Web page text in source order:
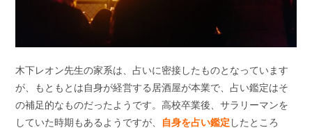
木下レオン先生の家系は、占いに密接したものとなっています
が、もともとは自身が経営する居酒屋が本業で、占い鑑定はそ
の補足的なものだったようです。高校卒業後、サラリーマンを
していた時期もあるようですが、 自身を占い鑑定 したところ